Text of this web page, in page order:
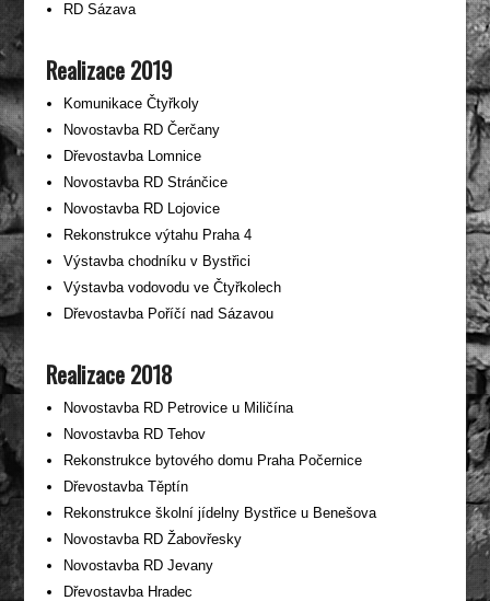
RD Sázava
Realizace 2019
Komunikace Čtyřkoly
Novostavba RD Čerčany
Dřevostavba Lomnice
Novostavba RD Stránčice
Novostavba RD Lojovice
Rekonstrukce výtahu Praha 4
Výstavba chodníku v Bystřici
Výstavba vodovodu ve Čtyřkolech
Dřevostavba Poříčí nad Sázavou
Realizace 2018
Novostavba RD Petrovice u Miličína
Novostavba RD Tehov
Rekonstrukce bytového domu Praha Počernice
Dřevostavba Těptín
Rekonstrukce školní jídelny Bystřice u Benešova
Novostavba RD Žabovřesky
Novostavba RD Jevany
Dřevostavba Hradec